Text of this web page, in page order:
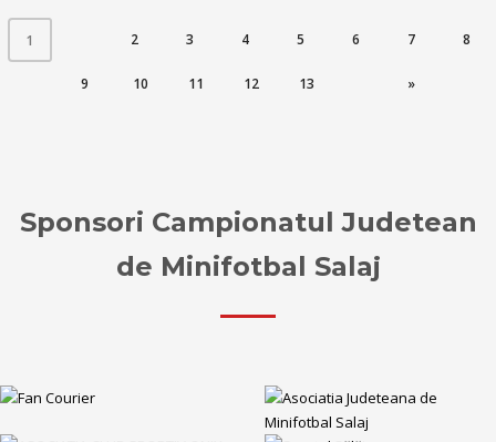
1 2 3 4 5 6 7 8
9 10 11 12 13 »
Sponsori Campionatul Judetean
de Minifotbal Salaj